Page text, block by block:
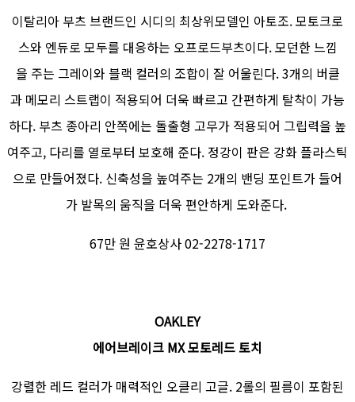
이탈리아 부츠 브랜드인 시디의 최상위모델인 아토조. 모토크로
스와 엔듀로 모두를 대응하는 오프로드부츠이다. 모던한 느낌
을 주는 그레이와 블랙 컬러의 조합이 잘 어울린다. 3개의 버클
과 메모리 스트랩이 적용되어 더욱 빠르고 간편하게 탈착이 가능
하다. 부츠 종아리 안쪽에는 돌출형 고무가 적용되어 그립력을 높
여주고, 다리를 열로부터 보호해 준다. 정강이 판은 강화 플라스틱
으로 만들어졌다. 신축성을 높여주는 2개의 밴딩 포인트가 들어
가 발목의 움직을 더욱 편안하게 도와준다.
67만 원 윤호상사 02-2278-1717
OAKLEY
에어브레이크 MX 모토레드 토치
강렬한 레드 컬러가 매력적인 오클리 고글. 2롤의 필름이 포함된